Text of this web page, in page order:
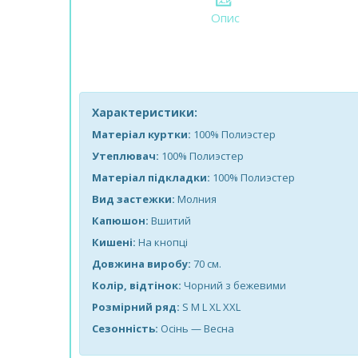
Опис
Характеристики:
Матеріал куртки: 100% Полиэстер
Утеплювач: 100% Полиэстер
Матеріал підкладки: 100% Полиэстер
Вид застежки: Молния
Капюшон: Вшитий
Кишені: На кнопці
Довжина виробу: 70 см.
Колір, відтінок: Чорний з бежевими
Розмірний ряд: S M L XL XXL
Сезонність: Осінь — Весна